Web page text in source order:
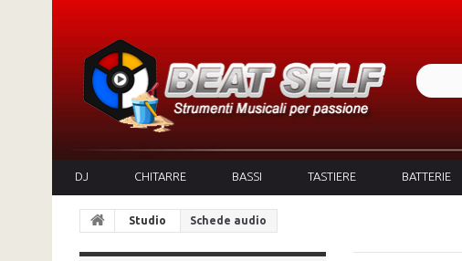
DJ CHITARRE BASSI TASTIERE BATTERIE
Studio Schede audio